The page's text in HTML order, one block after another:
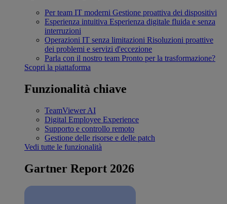
Per team IT moderni Gestione proattiva dei dispositivi
Esperienza intuitiva Esperienza digitale fluida e senza
interruzioni
Operazioni IT senza limitazioni Risoluzioni proattive
dei problemi e servizi d'eccezione
Parla con il nostro team Pronto per la trasformazione?
Scopri la piattaforma
Funzionalità chiave
TeamViewer AI
Digital Employee Experience
Supporto e controllo remoto
Gestione delle risorse e delle patch
Vedi tutte le funzionalità
Gartner Report 2026